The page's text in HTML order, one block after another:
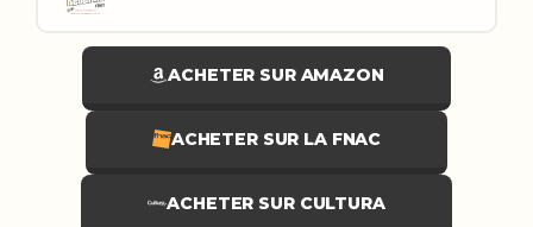
ACHETER SUR AMAZON
ACHETER SUR LA FNAC
ACHETER SUR CULTURA